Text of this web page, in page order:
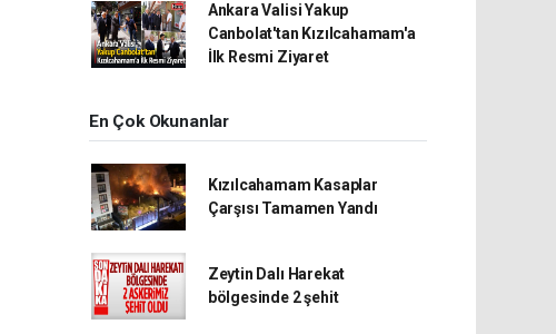
Ankara Valisi Yakup
Canbolat'tan Kızılcahamam'a
İlk Resmi Ziyaret
En Çok Okunanlar
Kızılcahamam Kasaplar
Çarşısı Tamamen Yandı
Zeytin Dalı Harekat
bölgesinde 2 şehit